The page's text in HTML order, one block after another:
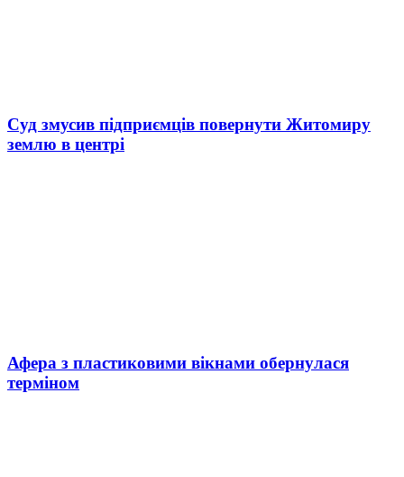
Суд змусив підприємців повернути Житомиру
землю в центрі
Афера з пластиковими вікнами обернулася
терміном